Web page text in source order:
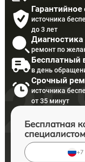
источника
до 3 лет
ремонт по
Бесплатный
в день
Срочный
источника
от 35 минут
Бесплатная
специалистом